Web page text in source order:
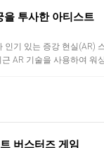
을 투사한 아티스트
인기 있는 증강 현실(AR)
근 AR 기술을 사용하여 워
버스터즈 게임